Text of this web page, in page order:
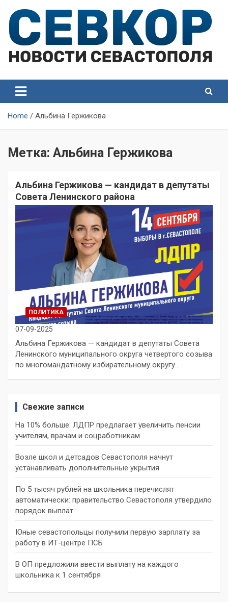
content
Севастополя
Севастополя
Home Альбина Гержикова
Метка: Альбина Гержикова
Альбина Гержикова — кандидат в депутаты
Совета Ленинского района
ПОЛИТИКА
07-09-2025
Альбина Гержикова — кандидат в депутаты Совета
Ленинского муниципального округа четвертого созыва
по многомандатному избирательному округу…
Свежие записи
На 10% больше: ЛДПР предлагает увеличить пенсии
учителям, врачам и соцработникам
Возле школ и детсадов Севастополя начнут
устанавливать дополнительные укрытия
По 5 тысяч рублей на школьника перечислят
автоматически: правительство Севастополя утвердило
порядок выплат
Юные севастопольцы получили первую зарплату за
работу в ИТ-центре ПСБ
В ОП предложили ввести выплату на каждого
школьника к 1 сентября